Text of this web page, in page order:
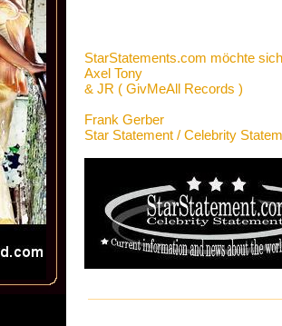
StarStatements.com möchte
Axel Tony
& JR ( GivMeAll Records )
Frank Gerber
Star Statement / Celebrity